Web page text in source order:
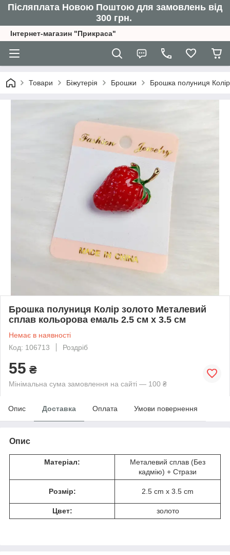
Післяплата Новою Поштою для замовлень від
300 грн.
Інтернет-магазин "Прикраса"
Товари Біжутерія Брошки Брошка полуниця
Брошка полуниця Колір золото Металевий
сплав кольорова емаль 2.5 см x 3.5 см
Немає в наявності
Код: 106713
Роздріб
55 ₴
Мінімальна сума замовлення на сайті — 100 ₴
Опис Доставка Оплата Умови повернення
Опис
Матеріал:
Металевий сплав (Без
кадмію) + Стрази
Розмір: 2.5 cm x 3.5 cm
Цвет: золото